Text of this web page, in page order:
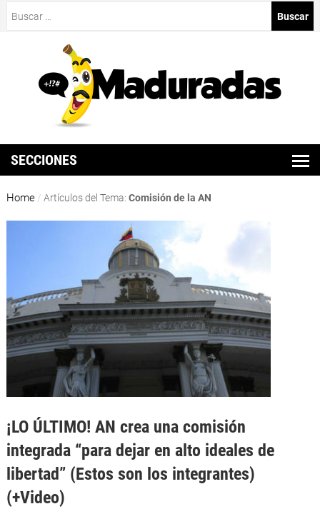
SECCIONES
Home / Artículos del Tema: Comisión de la AN
¡LO ÚLTIMO! AN crea una comisión
integrada “para dejar en alto ideales de
libertad” (Estos son los integrantes)
(+Video)